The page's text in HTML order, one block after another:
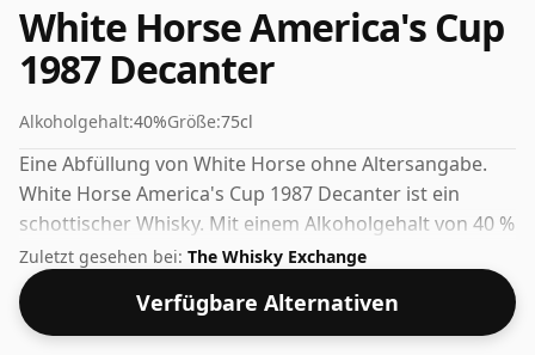
White Horse America's Cup
1987 Decanter
Alkoholgehalt:40%Größe:75cl
Eine Abfüllung von White Horse ohne Altersangabe.
White Horse America's Cup 1987 Decanter ist ein
schottischer Whisky. Mit einem Alkoholgehalt von 40 %
abgefüllt, wird Sie diese Spirituose in puncto Stärke
zwar nicht umhauen, ist aber auf jeden Fall eine
süffige Spirituose.
Zuletzt gesehen bei: The Whisky Exchange
Verfügbare Alternativen